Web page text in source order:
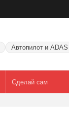
Автопилот и ADAS
Сделай сам